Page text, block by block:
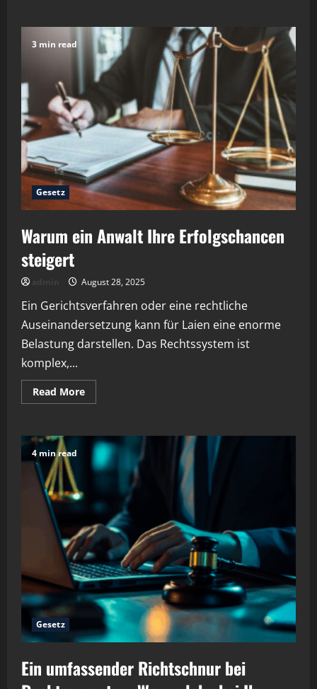
Sie
Ihre
Erfolgschancen
in
einem
Gerichtsverfahren
3 min read
Gesetz
Warum ein Anwalt Ihre Erfolgschancen
steigert
August 28, 2025
Ein Gerichtsverfahren oder eine rechtliche
Auseinandersetzung kann für Laien eine enorme
Belastung darstellen. Das Rechtssystem ist
komplex,...
Read MoreRead
more
Anwalt
Ihre
Erfolgschancen
steigert
4 min read
Gesetz
Ein umfassender Richtschnur bei